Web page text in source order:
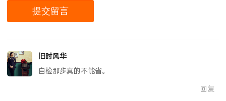
旧时风华
自检那步真的不能省。
回复